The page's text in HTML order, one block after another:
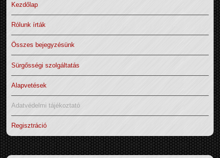
Kezdőlap
Rólunk írták
Összes bejegyzésünk
Sürgősségi szolgáltatás
Alapvetések
Adatvédelmi tájékoztató
Regisztráció